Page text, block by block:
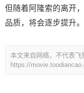
但随着阿隆索的离开
品质，将会逐步提升。
本文来自网络，不代表飞
https://